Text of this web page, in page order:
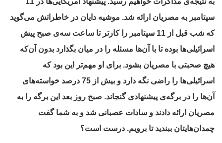
سپتامبر به مصریان ارائه شد. موشیه دایان در خاطراتش می‌گوید
که شب قبل از 11 سپتامبر را کارتر تا ساعت سه‌ی صبح پیش
اسرائیلی‌ها بوده تا با آن‌ها مسئله را در میان بگذارد بدون آن‌که
هیچ صحبتی با مصریان بشود. برای او مهم‌تر این بود که
اسرائیلی‌ها را راضی نگه دارد و بیش از 75 درصد خواسته‌های
آن‌ها را در برگه‌ی پیشنهادی گنجاند. صبح روز بعد این برگه را به
مصریان ارائه دادند و سادات عصبانی شد و به شما گفت
چمدان‌هایتان ببندید تا برویم. درست است؟